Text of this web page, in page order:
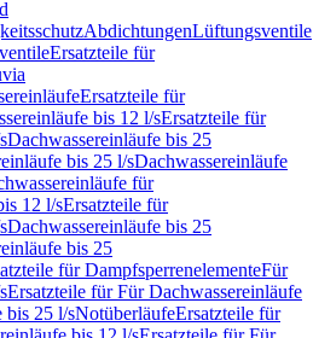
AbdichtungenLüftungsventile
Ersatzteile für
Ersatzteile für
bis 12 l/sErsatzteile für
Dachwassereinläufe bis 25
bis 25 l/sDachwassereinläufe
für
12 l/sErsatzteile für
Dachwassereinläufe bis 25
bis 25
für DampfsperrenelementeFür
Ersatzteile für Für Dachwassereinläufe
bis 25 l/sNotüberläufeErsatzteile für